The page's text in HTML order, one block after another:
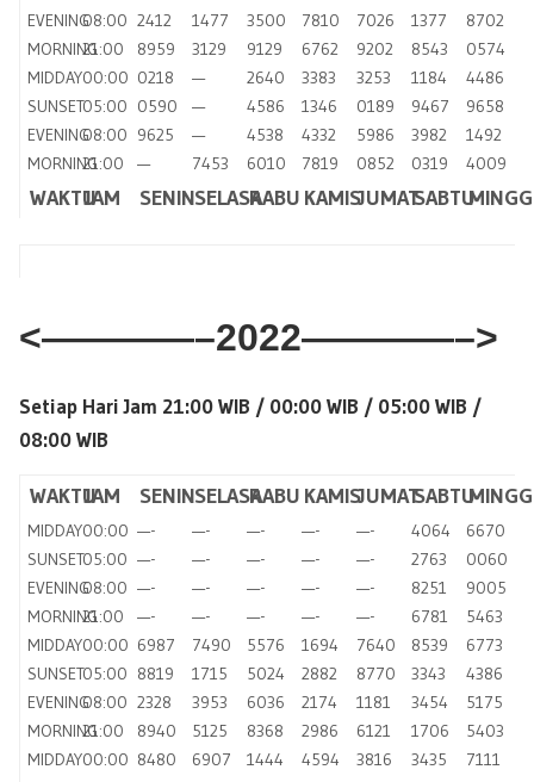
EVENING08:00 2412 1477 3500 7810 7026 1377
8702
MORNING21:00 8959 3129 9129 6762 9202 8543
0574
MIDDAY00:00 0218 — 2640 3383 3253 1184
4486
SUNSET05:00 0590 — 4586 1346 0189 9467
9658
EVENING08:00 9625 — 4538 4332 5986 3982
1492
MORNING21:00 — 7453 6010 7819 0852 0319 4009
WAKTUJAM SENINSELASARABU KAMISJUMATSABTU
<————–2022————–>
Setiap Hari Jam 21:00 WIB / 00:00 WIB / 05:00 WIB /
08:00 WIB
WAKTUJAM SENINSELASARABU KAMISJUMATSABTU
MIDDAY00:00 —- —- —- —- —- 4064
6670
SUNSET05:00 —- —- —- —- —- 2763
0060
EVENING08:00 —- —- —- —- —- 8251
9005
MORNING21:00 —- —- —- —- —- 6781
5463
MIDDAY00:00 6987 7490 5576 1694 7640 8539
6773
SUNSET05:00 8819 1715 5024 2882 8770 3343
4386
EVENING08:00 2328 3953 6036 2174 1181 3454
5175
MORNING21:00 8940 5125 8368 2986 6121 1706
5403
MIDDAY00:00 8480 6907 1444 4594 3816 3435
7111